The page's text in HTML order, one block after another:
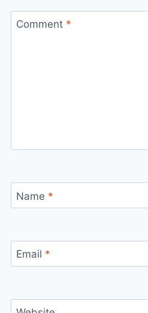
Comment *
Name *
Email *